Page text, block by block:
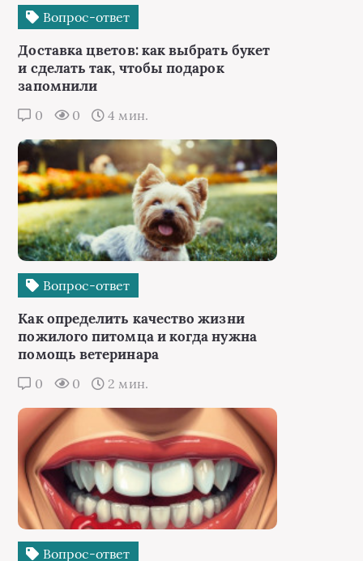
Вопрос-ответ
Доставка цветов: как выбрать букет
и сделать так, чтобы подарок
запомнили
0 0 4 мин.
Вопрос-ответ
Как определить качество жизни
пожилого питомца и когда нужна
помощь ветеринара
0 0 2 мин.
Вопрос-ответ